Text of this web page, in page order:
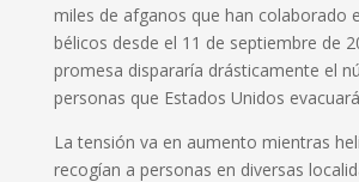
miles de afganos que han colaborado
bélicos desde el 11 de septiembre de
promesa dispararía drásticamente el
personas que Estados Unidos
La tensión va en aumento mientras
recogían a personas en diversas